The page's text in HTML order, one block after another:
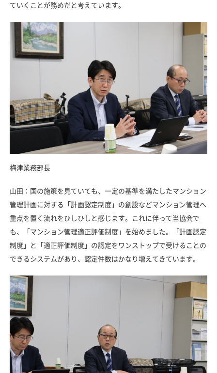
ていくことが務めだと考えています。
梅津業務部長
山田：国の施策を見ていても、一定の基準を満たしたマンション
管理計画に対する「計画認定制度」の創設などマンション管理へ
重点を置く流れをひしひしと感じます。これに伴って当協会で
も、「マンション管理適正評価制度」を始めました。「計画認定
制度」と「適正評価制度」の認定をワンストップで受けることの
できるシステムがあり、認定件数はかなり増えてきています。